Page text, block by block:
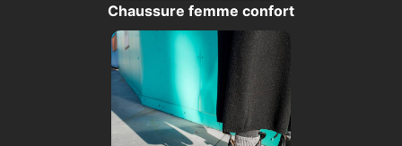
Chaussure femme confort